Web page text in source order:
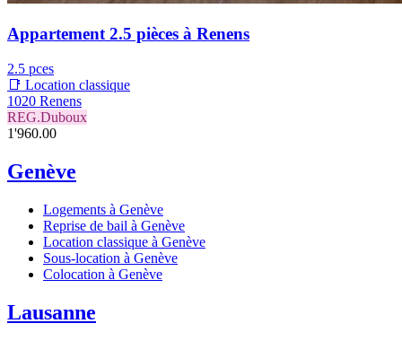
Appartement 2.5 pièces à Renens
2.5 pces
📑 Location classique
1020 Renens
REG.Duboux
1'960.00
Genève
Logements à Genève
Reprise de bail à Genève
Location classique à Genève
Sous-location à Genève
Colocation à Genève
Lausanne